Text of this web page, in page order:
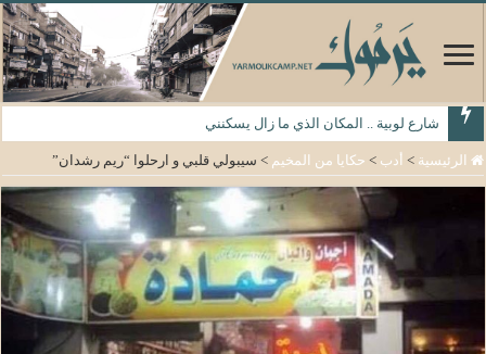
شارع لوبية .. المكان الذي ما زال يسكنني
الرئيسية > أدب > حكايا من المخيم > سيبولي قلبي و ارحلوا “ريم رشدان”